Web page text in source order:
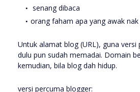
senang dibaca
orang faham apa yang awak nak
Untuk alamat blog (URL), guna
dulu pun sudah memadai. Domain
kemudian, bila blog dah hidup.
versi percuma blogger: